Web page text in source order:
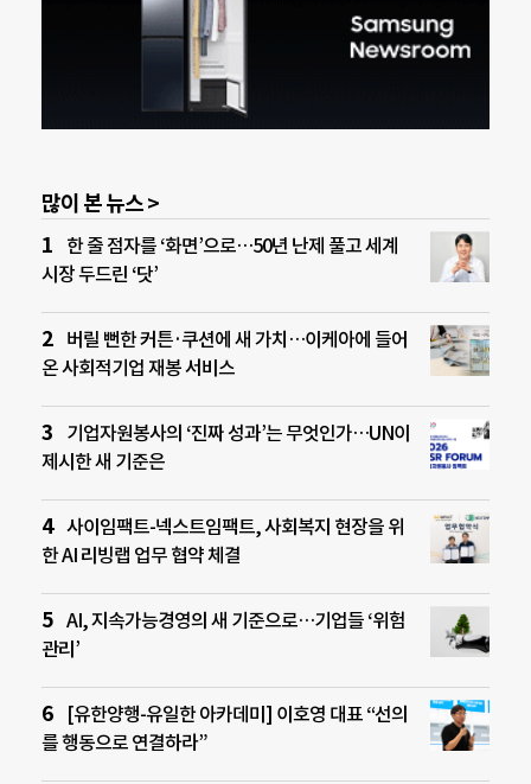
많이 본 뉴스 >
한 줄 점자를 ‘화면’으로…50년 난제 풀고 세계
시장 두드린 ‘닷’
버릴 뻔한 커튼·쿠션에 새 가치…이케아에 들어
온 사회적기업 재봉 서비스
기업자원봉사의 ‘진짜 성과’는 무엇인가…UN이
제시한 새 기준은
사이임팩트-넥스트임팩트, 사회복지 현장을 위
한 AI 리빙랩 업무 협약 체결
AI, 지속가능경영의 새 기준으로…기업들 ‘위험
관리’
[유한양행-유일한 아카데미] 이호영 대표 “선의
를 행동으로 연결하라”